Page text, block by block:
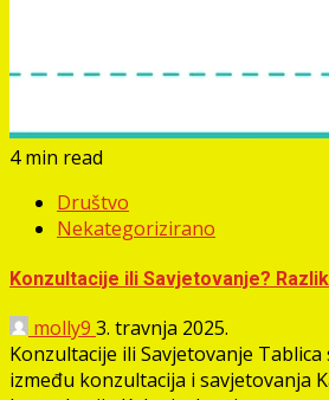
4 min read
Društvo
Nekategorizirano
Konzultacije ili Savjetovanje?
molly9 3. travnja 2025.
Konzultacije ili Savjetovanje Tablica
između konzultacija i savjetovanja